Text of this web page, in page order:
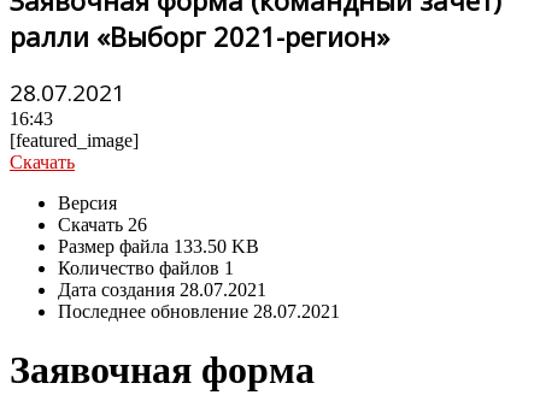
ралли «Выборг 2021-регион»
28.07.2021
16:43
[featured_image]
Скачать
Версия
Скачать 26
Размер файла 133.50 KB
Количество файлов 1
Дата создания 28.07.2021
Последнее обновление 28.07.2021
Заявочная форма